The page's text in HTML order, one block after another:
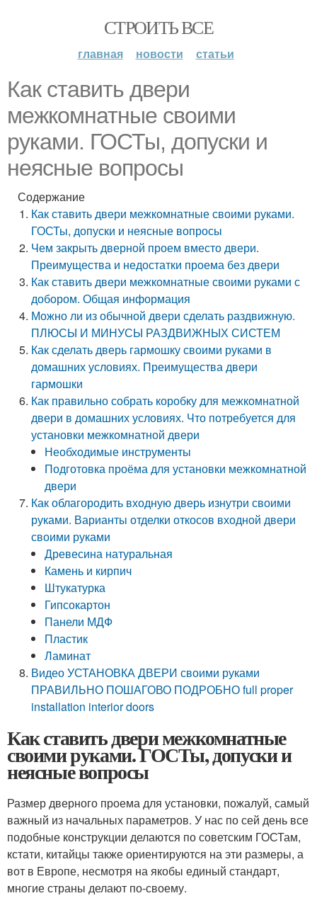
СТРОИТЬ ВСЕ
главная новости статьи
Как ставить двери
межкомнатные своими
руками. ГОСТы, допуски и
неясные вопросы
Содержание
Как ставить двери межкомнатные своими руками.
ГОСТы, допуски и неясные вопросы
Чем закрыть дверной проем вместо двери.
Преимущества и недостатки проема без двери
Как ставить двери межкомнатные своими руками с
добором. Общая информация
Можно ли из обычной двери сделать раздвижную.
ПЛЮСЫ И МИНУСЫ РАЗДВИЖНЫХ СИСТЕМ
Как сделать дверь гармошку своими руками в
домашних условиях. Преимущества двери
гармошки
Как правильно собрать коробку для межкомнатной
двери в домашних условиях. Что потребуется для
установки межкомнатной двери
Необходимые инструменты
Подготовка проёма для установки межкомнатной
двери
Как облагородить входную дверь изнутри своими
руками. Варианты отделки откосов входной двери
своими руками
Древесина натуральная
Камень и кирпич
Штукатурка
Гипсокартон
Панели МДФ
Пластик
Ламинат
Видео УСТАНОВКА ДВЕРИ своими руками
ПРАВИЛЬНО ПОШАГОВО ПОДРОБНО full proper
installation interior doors
Как ставить двери межкомнатные
своими руками. ГОСТы, допуски и
неясные вопросы
Размер дверного проема для установки, пожалуй, самый
важный из начальных параметров. У нас по сей день все
подобные конструкции делаются по советским ГОСТам,
кстати, китайцы также ориентируются на эти размеры, а
вот в Европе, несмотря на якобы единый стандарт,
многие страны делают по-своему.